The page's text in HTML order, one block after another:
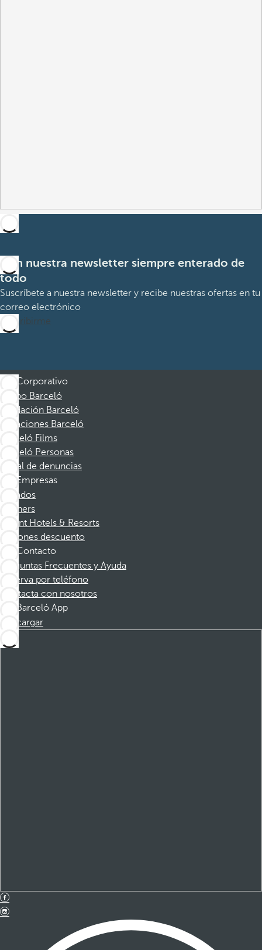
Con nuestra newsletter siempre enterado de
todo
Suscríbete a nuestra newsletter y recibe nuestras ofertas en tu
correo electrónico
Suscribirme
Corporativo
Grupo Barceló
Fundación Barceló
Vacaciones Barceló
Barceló Films
Barceló Personas
Canal de denuncias
Empresas
Afiliados
Partners
Dorint Hotels & Resorts
Cupones descuento
Contacto
Preguntas Frecuentes y Ayuda
Reserva por teléfono
Contacta con nosotros
Barceló App
Descargar